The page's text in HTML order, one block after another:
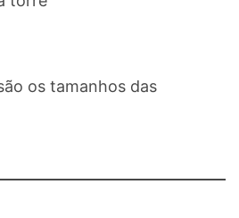
os tamanhos das